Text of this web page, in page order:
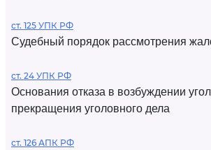
ст. 125 УПК РФ
Судебный порядок рассмотрения
ст. 24 УПК РФ
Основания отказа в возбуждении
прекращения уголовного дела
ст. 126 АПК РФ